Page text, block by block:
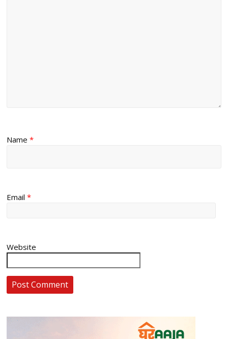
Name*
Email*
Website